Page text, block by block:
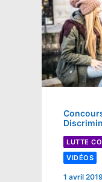
LUTTE
VIDÉOS
1 avril 2019